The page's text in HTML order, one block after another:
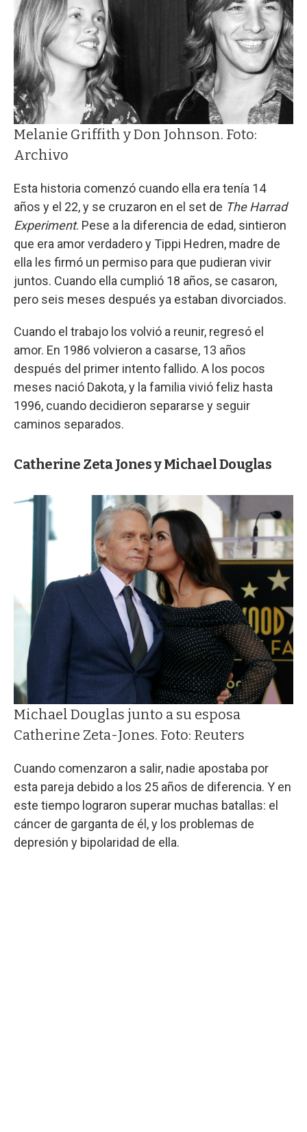
Melanie Griffith y Don Johnson. Foto:
Archivo
Esta historia comenzó cuando ella era tenía 14
años y el 22, y se cruzaron en el set de The Harrad
Experiment. Pese a la diferencia de edad, sintieron
que era amor verdadero y Tippi Hedren, madre de
ella les firmó un permiso para que pudieran vivir
juntos. Cuando ella cumplió 18 años, se casaron,
pero seis meses después ya estaban divorciados.
Cuando el trabajo los volvió a reunir, regresó el
amor. En 1986 volvieron a casarse, 13 años
después del primer intento fallido. A los pocos
meses nació Dakota, y la familia vivió feliz hasta
1996, cuando decidieron separarse y seguir
caminos separados.
Catherine Zeta Jones y Michael Douglas
Michael Douglas junto a su esposa
Catherine Zeta-Jones. Foto: Reuters
Cuando comenzaron a salir, nadie apostaba por
esta pareja debido a los 25 años de diferencia. Y en
este tiempo lograron superar muchas batallas: el
cáncer de garganta de él, y los problemas de
depresión y bipolaridad de ella.